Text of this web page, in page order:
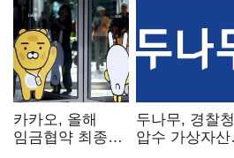
카카오, 올해
임금협약 최종
두나무, 경찰청
압수 가상자산